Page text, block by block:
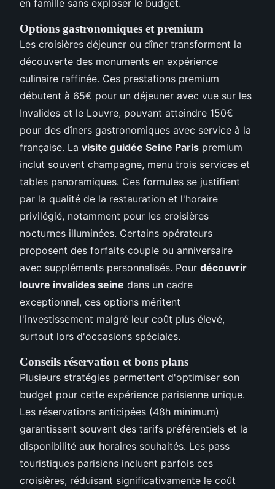
en famille sans exploser le budget.
Options gastronomiques et premium
Les croisières déjeuner ou dîner transforment la
découverte des monuments en expérience
culinaire raffinée. Ces prestations premium
débutent à 65€ pour un déjeuner avec vue sur les
Invalides et le Louvre, pouvant atteindre 150€
pour des dîners gastronomiques avec service à la
française. La visite guidée Seine Paris premium
inclut souvent champagne, menu trois services et
tables panoramiques. Ces formules se justifient
par la qualité de la restauration et l'horaire
privilégié, notamment pour les croisières
nocturnes illuminées. Certains opérateurs
proposent des forfaits couple ou anniversaire
avec suppléments personnalisés. Pour découvrir
louvre invalides seine dans un cadre
exceptionnel, ces options méritent
l'investissement malgré leur coût plus élevé,
surtout lors d'occasions spéciales.
Conseils réservation et bons plans
Plusieurs stratégies permettent d'optimiser son
budget pour cette expérience parisienne unique.
Les réservations anticipées (48h minimum)
garantissent souvent des tarifs préférentiels et la
disponibilité aux horaires souhaités. Les pass
touristiques parisiens incluent parfois ces
croisières, réduisant significativamente le coût